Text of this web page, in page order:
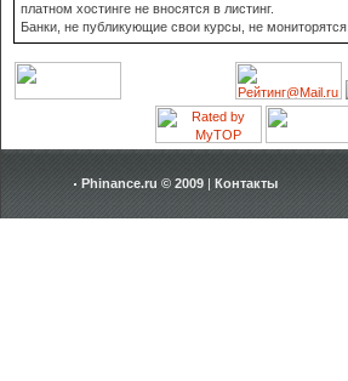
платном хостинге не вносятся в листинг.
Банки, не публикующие свои курсы, не мониторятся.
Phinance.ru © 2009 | Контакты